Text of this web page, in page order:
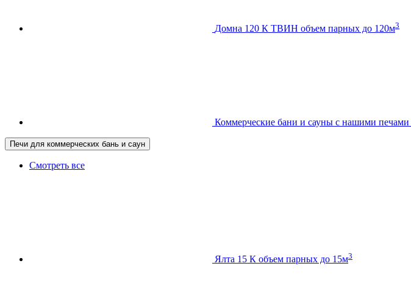
Домна 120 К ТВИН объем парных до 120м3
Коммерческие бани и сауны с нашими печами
Печи для коммерческих бань и саун
Смотреть все
Ялта 15 К объем парных до 15м3